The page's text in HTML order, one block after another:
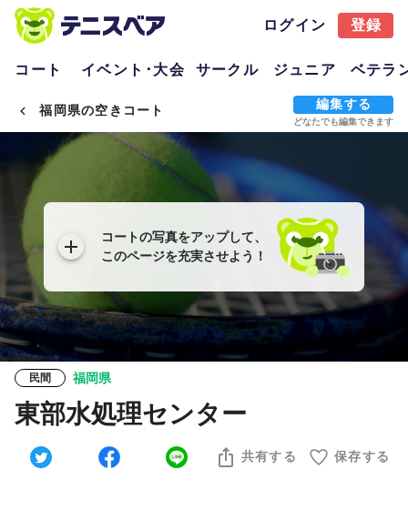
ログイン 登録
コート イベント･大会 サークル ジュニア ベテラ
福岡県の空きコート 編集する
どなたでも編集できます
コートの写真をアップして、
このページを充実させよう！
民間 福岡県
東部水処理センター
共有する 保存する